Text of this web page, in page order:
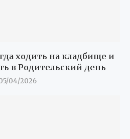
ходить на кладбище и
в Родительский день
04/2026